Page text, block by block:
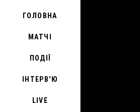
ГОЛОВНА
МАТЧІ
ПОДІЇ
ІНТЕРВ'Ю
LIVE